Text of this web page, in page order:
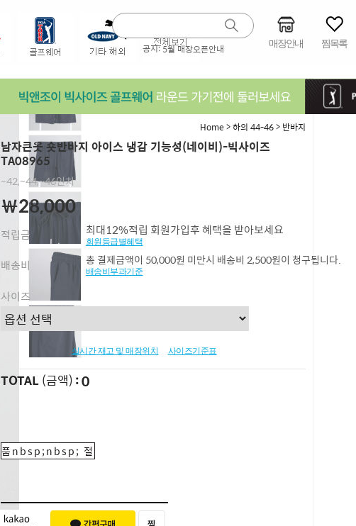
공지:5월 매장오픈안내 매장안내 찜목록
Home>하의 44-46> 반바지
남자큰옷 숏반바지 아이스 냉감 기능성(네이비)-빅사이즈
TA08965
~42,~44,~46인치
￦28,000
적립금 최대12%적립 회원가입후 혜택을 받아보세요
회원등급별혜택
배송비 총 결제금액이 50,000원 미만시 배송비 2,500원이 청구됩니다.
배송비부과기준
사이즈
실시간 재고 및 매장위치 사이즈기준표
TOTAL(금액) 0
품nbsp;nbsp; 절